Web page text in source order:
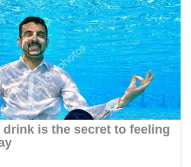
antibiotik untuk mencegah
oleh penternak lebah kerana
larva menjadi cecair berlendir
bau tengik,” kata ahli entomologi
bekerjasama dengan Dalan
vaksin.